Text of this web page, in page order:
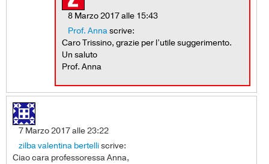
8 Marzo 2017 alle 15:43
Prof. Annascrive:
Caro Trissino, grazie per l’utile suggerimento.
Un saluto
Prof. Anna
7 Marzo 2017 alle 23:22
zilba valentina bertelliscrive:
Ciao cara professoressa Anna,